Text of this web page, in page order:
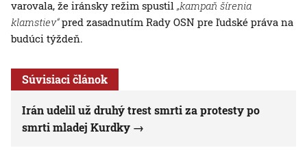
varovala, že iránsky režim spustil „kampaň šírenia
klamstiev“pred zasadnutím Rady OSN pre ľudské práva na
budúci týždeň.
Súvisiaci článok
Irán udelil už druhý trest smrti za protesty po
smrti mladej Kurdky